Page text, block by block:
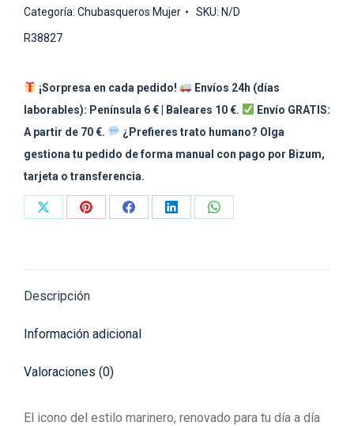
Categoría: Chubasqueros Mujer SKU: N/D
R38827
¡Sorpresa en cada pedido!
Envíos 24h (días
laborables): Península 6 € | Baleares 10 €.
Envío GRATIS:
A partir de 70 €.
¿Prefieres trato humano? Olga
gestiona tu pedido de forma manual con pago por Bizum,
tarjeta o transferencia.
Share
Share
Share
Share
Share
Descripción
Información adicional
Valoraciones (0)
El icono del estilo marinero, renovado para tu día a día